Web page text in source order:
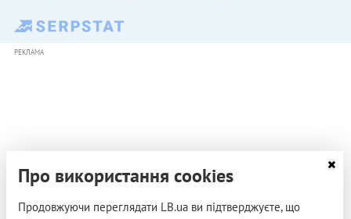
РЕКЛАМА
Про використання cookies
Продовжуючи переглядати LB.ua ви підтверджуєте, що